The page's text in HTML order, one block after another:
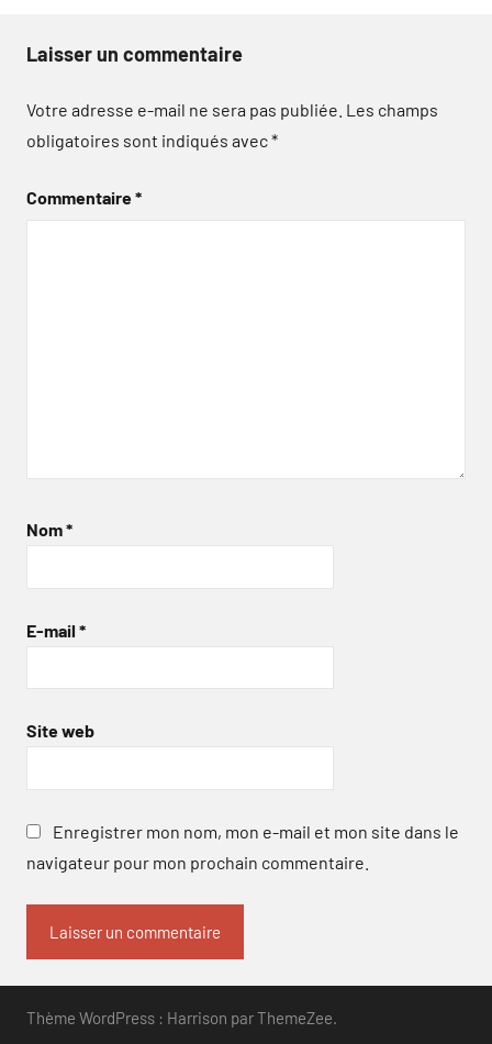
Laisser un commentaire
Votre adresse e-mail ne sera pas publiée. Les champs
obligatoires sont indiqués avec*
Commentaire*
Nom*
E-mail *
Site web
Enregistrer mon nom, mon e-mail et mon site dans le
navigateur pour mon prochain commentaire.
Thème WordPress : Harrison par ThemeZee.